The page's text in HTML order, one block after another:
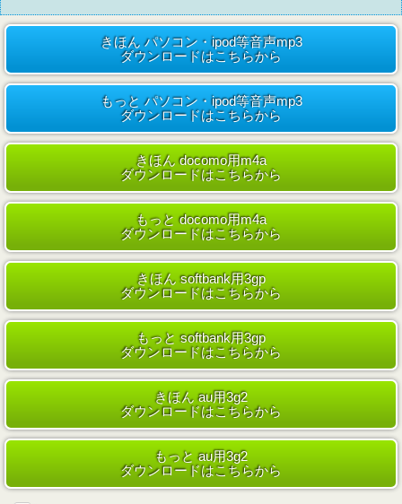
きほん パソコン・ipod等音声mp3
ダウンロードはこちらから
もっと パソコン・ipod等音声mp3
ダウンロードはこちらから
きほん docomo用m4a
ダウンロードはこちらから
もっと docomo用m4a
ダウンロードはこちらから
きほん softbank用3gp
ダウンロードはこちらから
もっと softbank用3gp
ダウンロードはこちらから
きほん au用3g2
ダウンロードはこちらから
もっと au用3g2
ダウンロードはこちらから